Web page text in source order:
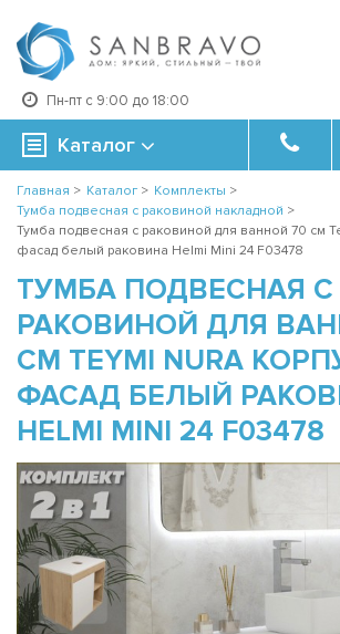
Пн-пт с 9:00 до 18:00
Каталог
Главная > Каталог > Комплекты >
Тумба подвесная с раковиной накладной >
Тумба подвесная с раковиной для ванной 70 см
фасад белый раковина Helmi Mini 24 F03478
ТУМБА ПОДВЕСНАЯ С
РАКОВИНОЙ ДЛЯ
СМ TEYMI NURA
ФАСАД БЕЛЫЙ
HELMI MINI 24 F03478